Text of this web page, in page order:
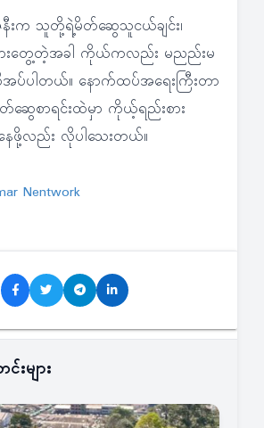
နီးက သူတို့ရဲ့မိတ်ဆွေသူငယ်ချင်း၊
ားတွေ့တဲ့အခါ ကိုယ်ကလည်း မညည်းမ
ပါတယ်။ နောက်ထပ်အရေးကြီးတာ
ဆွေစာရင်းထဲမှာ ကိုယ့်ရည်းစား
ေဖို့လည်း လိုပါသေးတယ်။
Nentwork
များ